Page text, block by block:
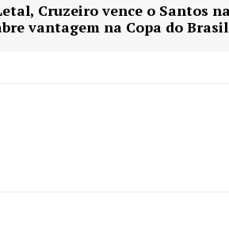
Cruzeiro vence o Santos
vantagem na Copa do Brasil